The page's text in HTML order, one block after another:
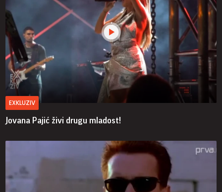
EXKLUZIV
Jovana Pajić živi drugu mladost!